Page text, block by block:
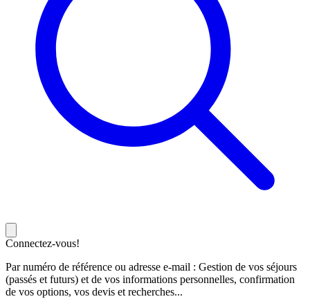
Connectez-vous!
Par numéro de référence ou adresse e-mail : Gestion de vos séjours
(passés et futurs) et de vos informations personnelles, confirmation
de vos options, vos devis et recherches...